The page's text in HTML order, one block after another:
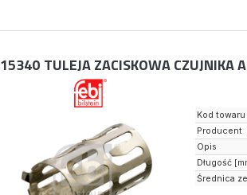
15340 TULEJA ZACISKOWA CZUJNIKA
Kod towaru
Producent
Opis
Długość
Średnica